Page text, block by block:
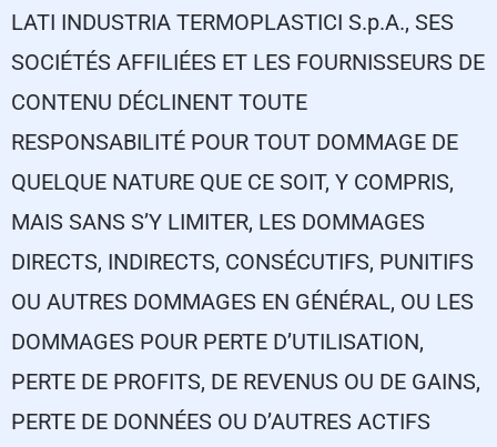
LATI INDUSTRIA TERMOPLASTICI S.p.A., SES
SOCIÉTÉS AFFILIÉES ET LES FOURNISSEURS DE
CONTENU DÉCLINENT TOUTE
RESPONSABILITÉ POUR TOUT DOMMAGE DE
QUELQUE NATURE QUE CE SOIT, Y COMPRIS,
MAIS SANS S’Y LIMITER, LES DOMMAGES
DIRECTS, INDIRECTS, CONSÉCUTIFS, PUNITIFS
OU AUTRES DOMMAGES EN GÉNÉRAL, OU LES
DOMMAGES POUR PERTE D’UTILISATION,
PERTE DE PROFITS, DE REVENUS OU DE GAINS,
PERTE DE DONNÉES OU D’AUTRES ACTIFS